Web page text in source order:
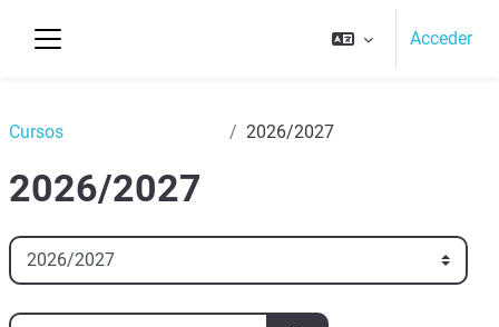
Acceder
Cursos 2026/2027
2026/2027
Categorías